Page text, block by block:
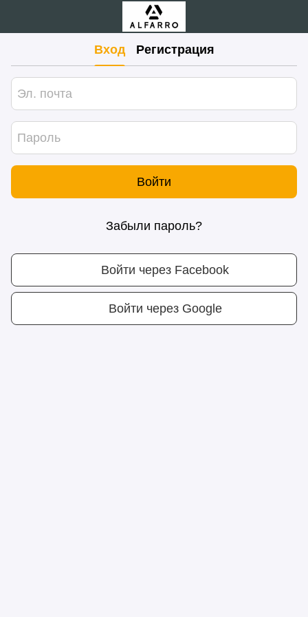
Вход Регистрация
Войти
Забыли пароль?
Войти через Facebook
Войти через Google